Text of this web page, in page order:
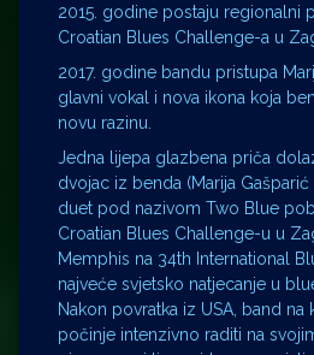
2015. godine postaju regionalni
Croatian Blues Challenge-a u
2017. godine bandu pristupa
glavni vokal i nova ikona koja
novu razinu.
Jedna lijepa glazbena priča
dvojac iz benda (Marija
duet pod nazivom Two Blue
Croatian Blues Challenge-u u
Memphis na 34th International
najveće svjetsko natjecanje u
Nakon povratka iz USA, band na
počinje intenzivno raditi na